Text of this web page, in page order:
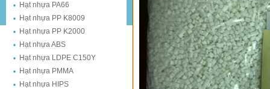
Hạt nhựa PA66
Hạt nhựa PP K8009
Hạt nhựa PP K2000
Hạt nhựa ABS
Hạt nhựa LDPE C150Y
Hạt nhựa PMMA
Hạt nhựa HIPS